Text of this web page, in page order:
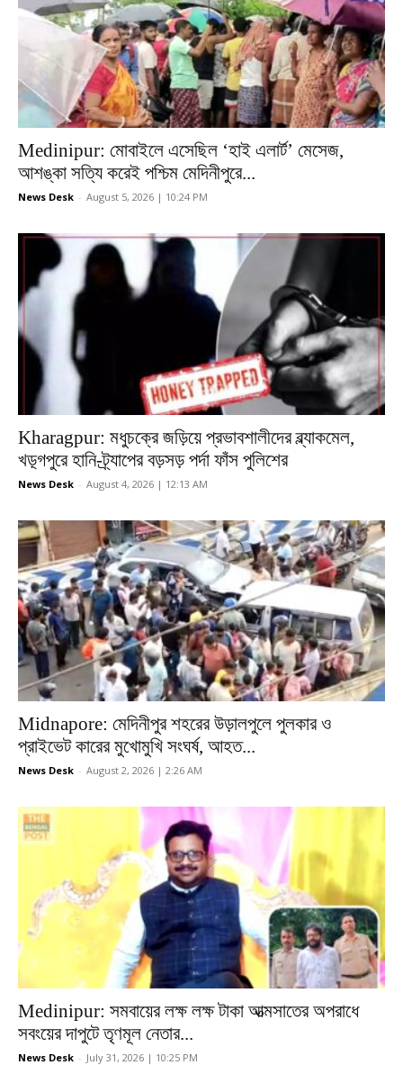
Medinipur: মোবাইলে এসেছিল ‘হাই এলার্ট’ মেসেজ,
আশঙ্কা সত্যি করেই পশ্চিম মেদিনীপুরে...
News Desk - August 5, 2026 | 10:24 PM
Kharagpur: মধুচক্রে জড়িয়ে প্রভাবশালীদের ব্ল্যাকমেল,
খড়্গপুরে হানি-ট্র্যাপের বড়সড় পর্দা ফাঁস পুলিশের
News Desk - August 4, 2026 | 12:13 AM
Midnapore: মেদিনীপুর শহরের উড়ালপুলে পুলকার ও
প্রাইভেট কারের মুখোমুখি সংঘর্ষ, আহত...
News Desk - August 2, 2026 | 2:26 AM
Medinipur: সমবায়ের লক্ষ লক্ষ টাকা আত্মসাতের অপরাধে
সবংয়ের দাপুটে তৃণমূল নেতার...
News Desk - July 31, 2026 | 10:25 PM